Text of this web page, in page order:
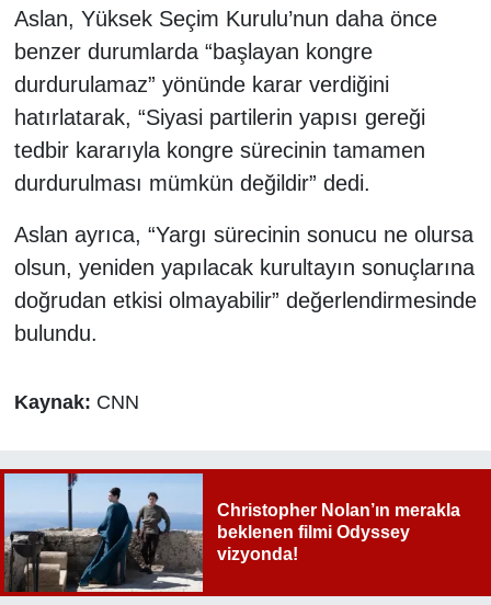
Aslan, Yüksek Seçim Kurulu’nun daha önce
benzer durumlarda “başlayan kongre
durdurulamaz” yönünde karar verdiğini
hatırlatarak, “Siyasi partilerin yapısı gereği
tedbir kararıyla kongre sürecinin tamamen
durdurulması mümkün değildir” dedi.
Aslan ayrıca, “Yargı sürecinin sonucu ne olursa
olsun, yeniden yapılacak kurultayın sonuçlarına
doğrudan etkisi olmayabilir” değerlendirmesinde
bulundu.
Kaynak: CNN
Christopher Nolan’ın merakla
beklenen filmi Odyssey
vizyonda!